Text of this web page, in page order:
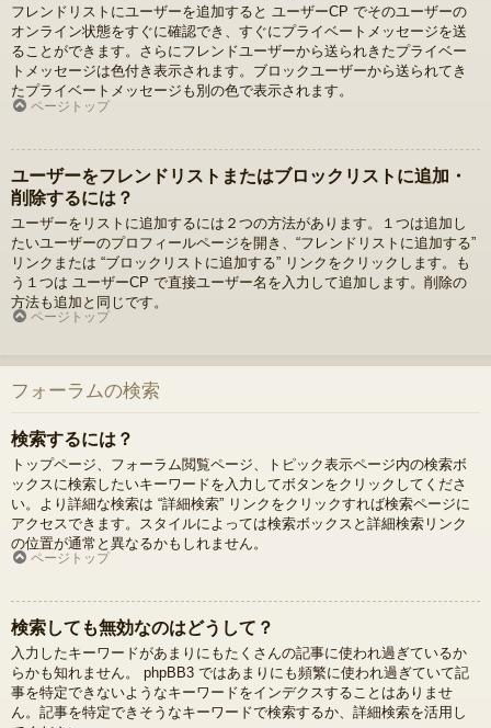
フレンドリストにユーザーを追加すると ユーザーCP でそのユーザーの
オンライン状態をすぐに確認でき、すぐにプライベートメッセージを送
ることができます。さらにフレンドユーザーから送られきたプライベー
トメッセージは色付き表示されます。ブロックユーザーから送られてき
たプライベートメッセージも別の色で表示されます。
ページトップ
ユーザーをフレンドリストまたはブロックリストに追加・
削除するには？
ユーザーをリストに追加するには２つの方法があります。１つは追加し
たいユーザーのプロフィールページを開き、“フレンドリストに追加する”
リンクまたは “ブロックリストに追加する” リンクをクリックします。も
う１つは ユーザーCP で直接ユーザー名を入力して追加します。削除の
方法も追加と同じです。
ページトップ
フォーラムの検索
検索するには？
トップページ、フォーラム閲覧ページ、トピック表示ページ内の検索ボ
ックスに検索したいキーワードを入力してボタンをクリックしてくださ
い。より詳細な検索は “詳細検索” リンクをクリックすれば検索ページに
アクセスできます。スタイルによっては検索ボックスと詳細検索リンク
の位置が通常と異なるかもしれません。
ページトップ
検索しても無効なのはどうして？
入力したキーワードがあまりにもたくさんの記事に使われ過ぎているか
らかも知れません。 phpBB3 ではあまりにも頻繁に使われ過ぎていて記
事を特定できないようなキーワードをインデクスすることはありませ
ん。記事を特定できそうなキーワードで検索するか、詳細検索を活用し